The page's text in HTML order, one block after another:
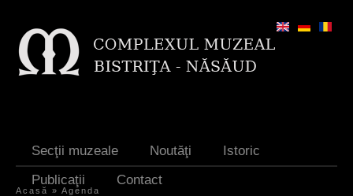
Secţii muzeale Noutăţi
Istoric
Publicaţii
Contact
Acasă » Agenda